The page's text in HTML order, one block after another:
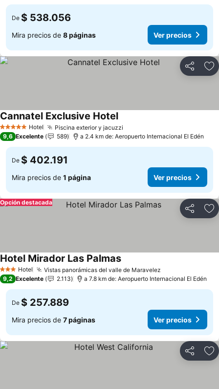
De $ 538.056
Mira precios de 8 páginas Ver precios
Compartir
5 Estrellas Hotel Piscina exterior y jacuzzi
Cannatel Exclusive Hotel
9,6 Excelente 589 a 2.4 km de: Aeropuerto Internacional El Edén
De $ 402.191
Mira precios de 1 página Ver precios
Compartir
Opción destacada
3 Estrellas
Hotel Vistas panorámicas del valle de Maravelez
Hotel Mirador Las Palmas
9,2 Excelente 2.113 a 7.8 km de: Aeropuerto Internacional El Edén
De $ 257.889
Mira precios de 7 páginas Ver precios
Compartir